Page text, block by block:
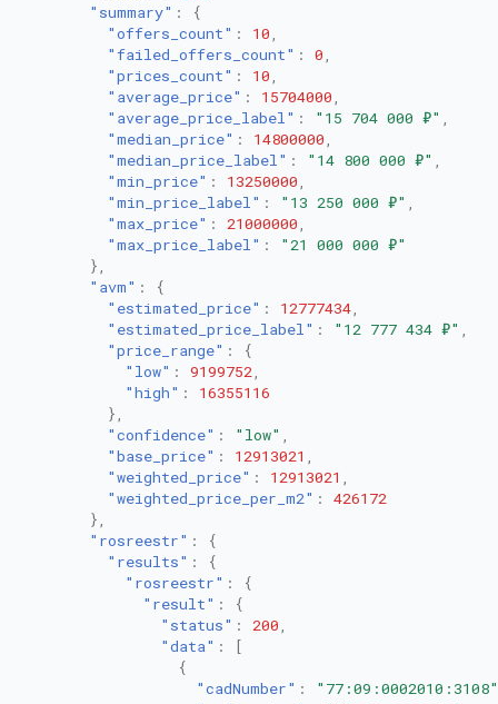
"summary" :
{
"offers_count" : 10
"failed_offers_count" : 0
"prices_count" : 10
"average_price" : 15704000
"average_price_label" : "15 704 000 ₽"
"median_price" : 14800000
"median_price_label" : "14 800 000 ₽"
"min_price" : 13250000
"min_price_label" : "13 250 000 ₽"
"max_price" : 21000000
"max_price_label" :
"21 000 000 ₽"
},
"avm" :
{
"estimated_price" : 12777434
"estimated_price_label" : "12 777 434 ₽"
"price_range" :
{
"low" : 9199752
"high" :
16355116
},
"confidence" : "low"
"base_price" : 12913021
"weighted_price" : 12913021
"weighted_price_per_m2" :
426172
},
"rosreestr" :
{
"results" :
{
"rosreestr" :
{
"result" :
{
"status" : 200
"data" :
[
{
"cadNumber" :
"77:09:0002010:3108"